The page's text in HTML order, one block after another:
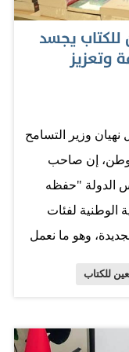
مركزاً عالمياً
حاضنة للتعدد
الذي تنفذه
الطلبة فرصة
والاقتصاد العالمي،
الاصطناعي،
بما يتماشى مع
تنافسي…
يجسد
وتعزيز
وزير التسامح
إن صاحب
الدولة "حفظه
الوطنية لفئات
وهو ما نعمل
العين
للكتاب